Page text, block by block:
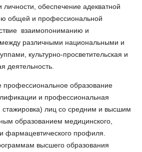
обеспечение адекватной
общей и профессиональной
взаимопониманию и
между различными национальными и
культурно-просветительская и
деятельность.
профессиональное образование
и профессиональная
стажировка) лиц со средним и высшим
образованием медицинского,
фармацевтического профиля.
высшего образования